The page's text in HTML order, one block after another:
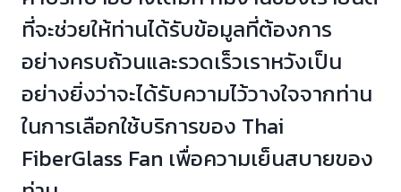
ที่จะช่วยให้ท่านได้รับข้อมูลที่ต้องการ
อย่างครบถ้วนและรวดเร็วเราหวังเป็น
อย่างยิ่งว่าจะได้รับความไว้วางใจจากท่าน
ในการเลือกใช้บริการของ Thai
FiberGlass Fan เพื่อความเย็นสบายของ